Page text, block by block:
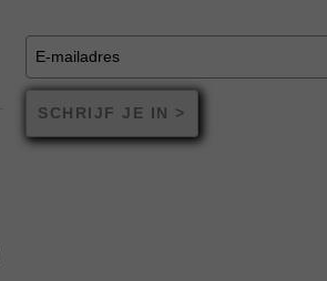
SCHRIJF JE IN >